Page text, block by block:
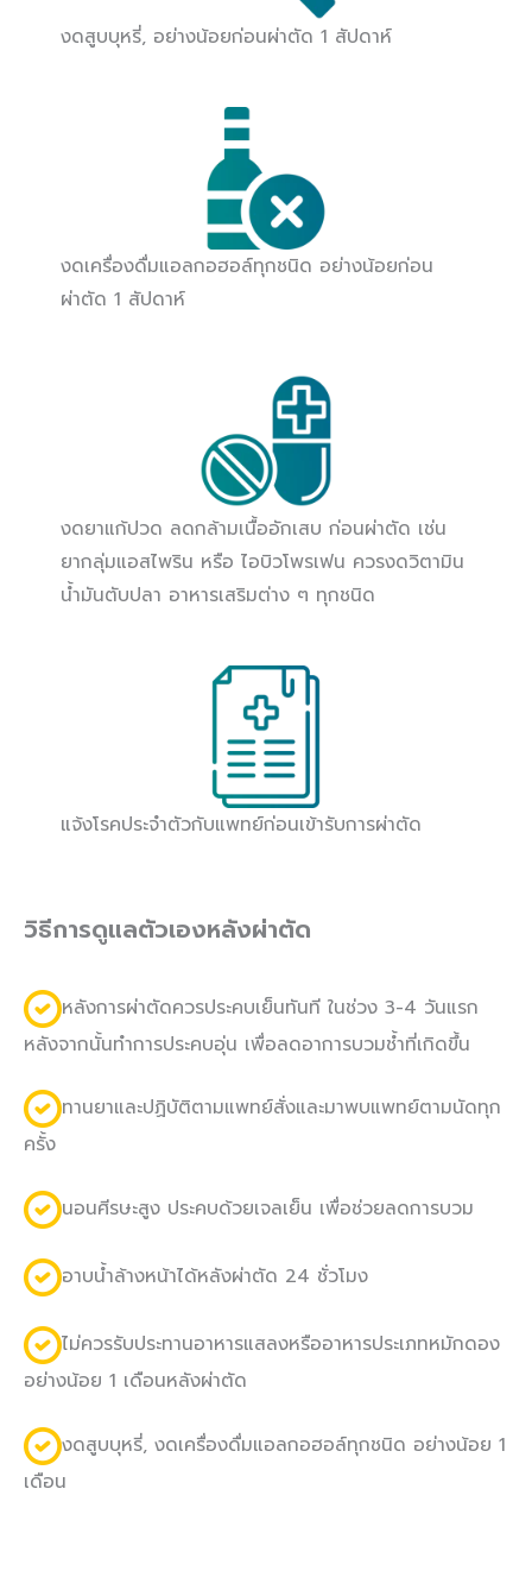
งดสูบบุหรี่, อย่างน้อยก่อนผ่าตัด 1 สัปดาห์
งดเครื่องดื่มแอลกอฮอล์ทุกชนิด อย่างน้อยก่อน
ผ่าตัด 1 สัปดาห์
งดยาแก้ปวด ลดกล้ามเนื้ออักเสบ ก่อนผ่าตัด เช่น
ยากลุ่มแอสไพริน หรือ ไอบิวโพรเฟน ควรงดวิตามิน
น้ำมันตับปลา อาหารเสริมต่าง ๆ ทุกชนิด
แจ้งโรคประจำตัวกับแพทย์ก่อนเข้ารับการผ่าตัด
วิธีการดูแลตัวเองหลังผ่าตัด
หลังการผ่าตัดควรประคบเย็นทันที ในช่วง 3-4 วันแรก
หลังจากนั้นทำการประคบอุ่น เพื่อลดอาการบวมช้ำที่เกิดขึ้น
ทานยาและปฏิบัติตามแพทย์สั่งและมาพบแพทย์ตามนัดทุก
ครั้ง
นอนศีรษะสูง ประคบด้วยเจลเย็น เพื่อช่วยลดการบวม
อาบน้ำล้างหน้าได้หลังผ่าตัด 24 ชั่วโมง
ไม่ควรรับประทานอาหารแสลงหรืออาหารประเภทหมักดอง
อย่างน้อย 1 เดือนหลังผ่าตัด
งดสูบบุหรี่, งดเครื่องดื่มแอลกอฮอล์ทุกชนิด อย่างน้อย 1
เดือน